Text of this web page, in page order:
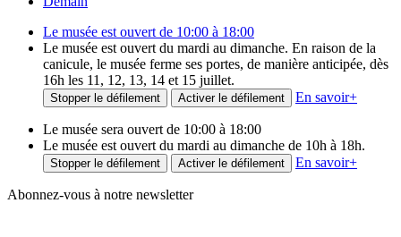
Le musée est ouvert de 10:00 à 18:00
Le musée est ouvert du mardi au dimanche. En raison de la
canicule, le musée ferme ses portes, de manière anticipée, dès
16h les 11, 12, 13, 14 et 15 juillet.
Stopper le défilement Activer le défilement En savoir+
Le musée sera ouvert de 10:00 à 18:00
Le musée est ouvert du mardi au dimanche de 10h à 18h.
Stopper le défilement Activer le défilement En savoir+
Abonnez-vous à notre newsletter